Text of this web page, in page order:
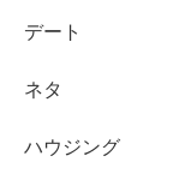
デート
ネタ
ハウジング